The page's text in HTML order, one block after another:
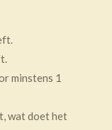
minstens 1
wat doet het